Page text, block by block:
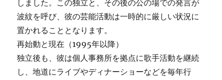
しました。この独立と、その後の公の場での発言が
波紋を呼び、彼の芸能活動は一時的に厳しい状況に
置かれることとなります。
再始動と現在（1995年以降）
独立後も、彼は個人事務所を拠点に歌手活動を継続
し、地道にライブやディナーショーなどを毎年行